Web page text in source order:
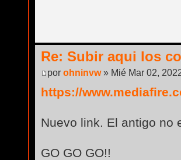
Re: Subir aqui los
por ohninvw» Mié Mar 02,
https://
Nuevo link. El antigo no
GO GO GO!!